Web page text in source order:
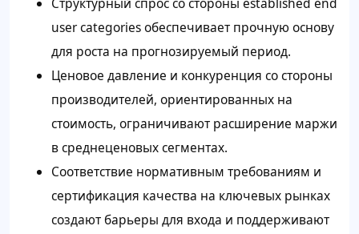
user categories обеспечивает прочную основу
для роста на прогнозируемый период.
Ценовое давление и конкуренция со стороны
производителей, ориентированных на
стоимость, ограничивают расширение маржи
в среднеценовых сегментах.
Соответствие нормативным требованиям и
сертификация качества на ключевых рынках
создают барьеры для входа и поддерживают